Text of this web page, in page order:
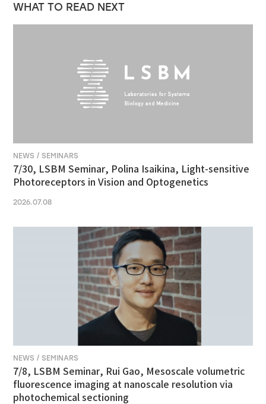
WHAT TO READ NEXT
NEWS / SEMINARS
7/30, LSBM Seminar, Polina Isaikina, Light-sensitive
Photoreceptors in Vision and Optogenetics
2026.07.08
NEWS / SEMINARS
7/8, LSBM Seminar, Rui Gao, Mesoscale volumetric
fluorescence imaging at nanoscale resolution via
photochemical sectioning